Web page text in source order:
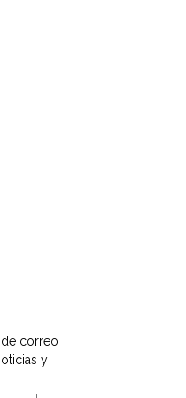
de correo
y